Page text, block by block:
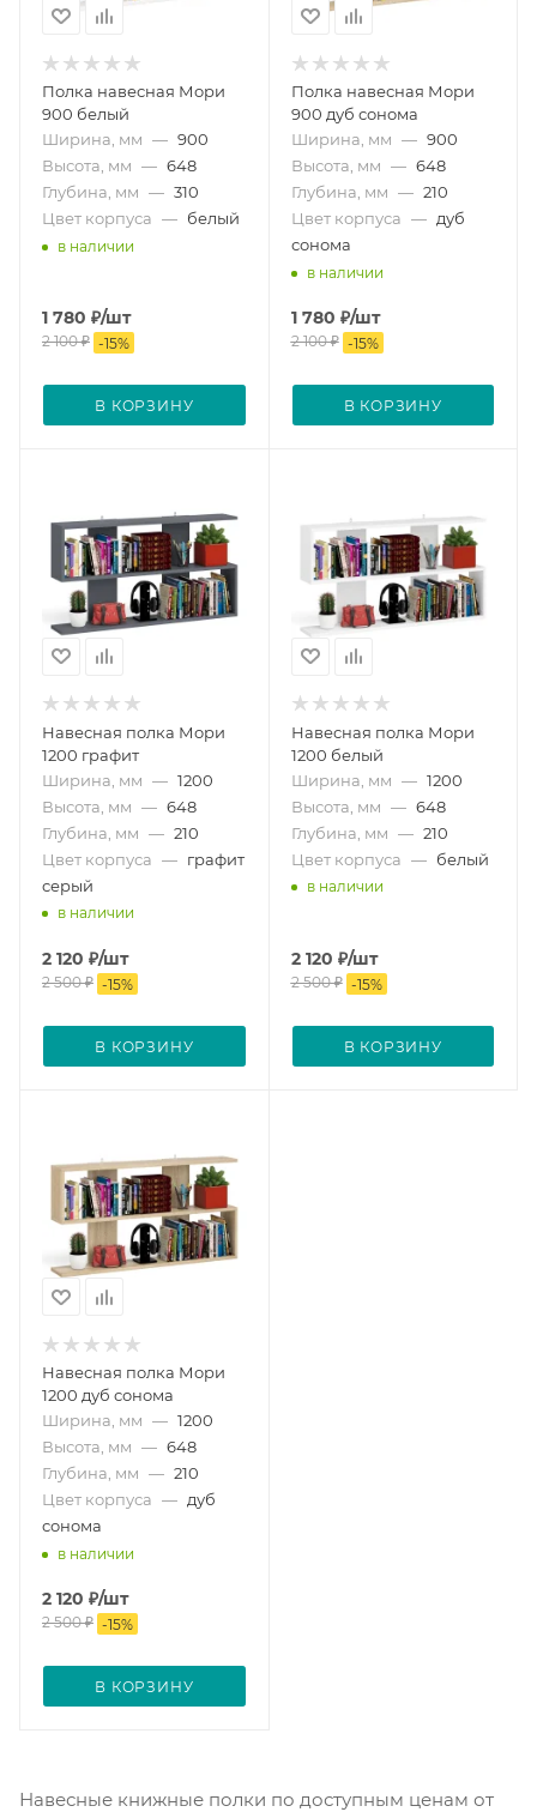
Полка навесная Мори
900 белый
Ширина, мм — 900
Высота, мм — 648
Глубина, мм — 310
Цвет корпуса — белый
в наличии
1 780 ₽/шт
2 100₽ -15%
В КОРЗИНУ
Полка навесная Мори
900 дуб сонома
Ширина, мм — 900
Высота, мм — 648
Глубина, мм — 210
Цвет корпуса — дуб
сонома
в наличии
1 780 ₽/шт
2 100₽ -15%
В КОРЗИНУ
Навесная полка Мори
1200 графит
Ширина, мм — 1200
Высота, мм — 648
Глубина, мм — 210
Цвет корпуса — графит
серый
в наличии
2 120 ₽/шт
2 500₽ -15%
В КОРЗИНУ
Навесная полка Мори
1200 белый
Ширина, мм — 1200
Высота, мм — 648
Глубина, мм — 210
Цвет корпуса — белый
в наличии
2 120 ₽/шт
2 500₽ -15%
В КОРЗИНУ
Навесная полка Мори
1200 дуб сонома
Ширина, мм — 1200
Высота, мм — 648
Глубина, мм — 210
Цвет корпуса — дуб
сонома
в наличии
2 120 ₽/шт
2 500₽ -15%
В КОРЗИНУ
Навесные книжные полки по доступным ценам от